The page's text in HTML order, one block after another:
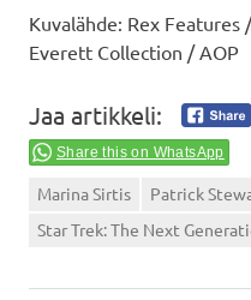
Kuvalähde: Rex
Everett Collection / AOP
Jaa artikkeli:
Share this on WhatsApp
Marina Sirtis Patrick
Star Trek: The Next